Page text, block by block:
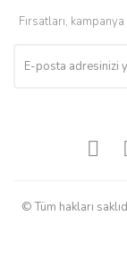
Fırsatları,
© Tüm hakları